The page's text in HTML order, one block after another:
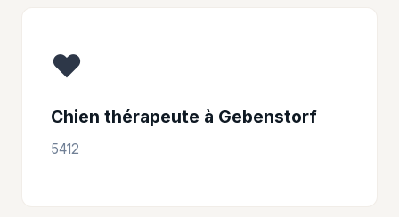
❤️
Chien thérapeute à Gebenstorf
5412